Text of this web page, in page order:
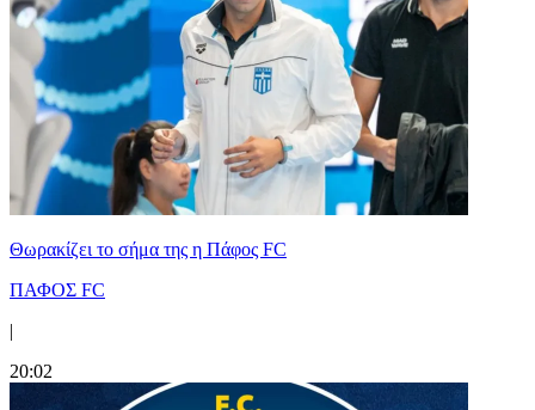
Θωρακίζει το σήμα της η Πάφος FC
ΠΑΦΟΣ FC
|
20:02